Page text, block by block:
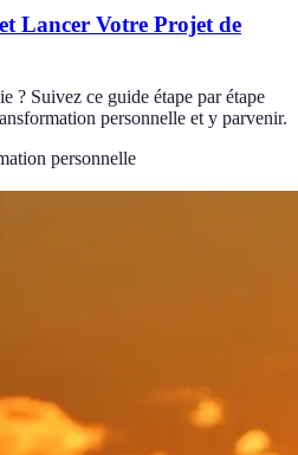
Lancer Votre Projet de
? Suivez ce guide étape par étape
personnelle et y parvenir.
personnelle